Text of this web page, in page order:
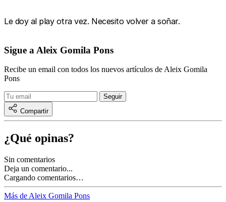
Le doy al play otra vez. Necesito volver a soñar.
Sigue a Aleix Gomila Pons
Recibe un email con todos los nuevos artículos de Aleix Gomila
Pons
Compartir
¿Qué opinas?
Sin comentarios
Deja un comentario...
Cargando comentarios…
Más de Aleix Gomila Pons